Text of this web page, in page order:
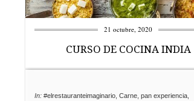
21 octubre, 2020
CURSO DE COCINA INDIA
In: #elrestauranteimaginario Carne pan experiencia